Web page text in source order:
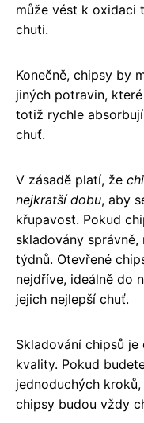
může vést k oxidaci
chuti.
Konečně, chipsy by
jiných potravin,
totiž rychle
chuť.
V zásadě platí, že
nejkratší dobu, aby
křupavost. Pokud
skladovány
týdnů. Otevřené
nejdříve, ideálně do
jejich nejlepší chuť.
Skladování chipsů
kvality. Pokud
jednoduchých
chipsy budou vždy